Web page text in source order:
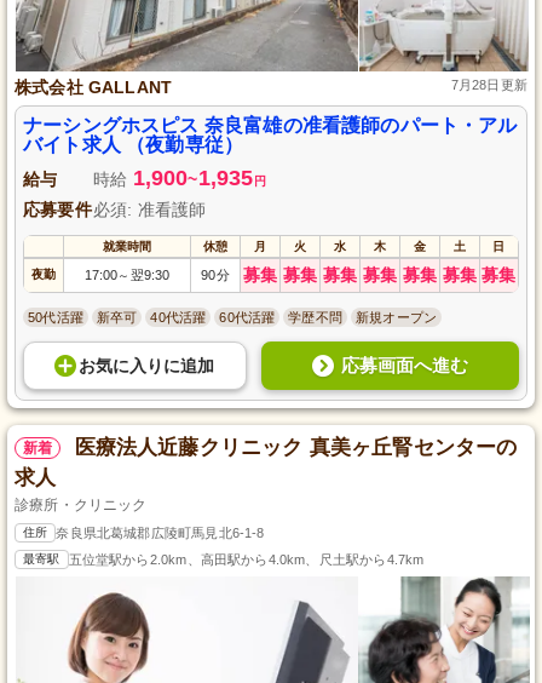
株式会社 GALLANT 7月28日更新
ナーシングホスピス 奈良富雄の准看護師のパート・アル
バイト求人 （夜勤専従）
給与 時給 1,900~1,935 円
応募要件必須: 准看護師
就業時間 休憩 月 火 水 木 金 土 日
夜勤 17:00～ 翌9:30 90分 募集 募集 募集 募集 募集 募集 募集
50代活躍 新卒可 40代活躍 60代活躍 学歴不問 新規オープン
お気に入り に追加 応募画面へ進む
新着
医療法人近藤クリニック 真美ヶ丘腎センターの
求人
診療所・クリニック
住所 奈良県北葛城郡広陵町馬見北6-1-8
最寄駅 五位堂駅から2.0km、高田駅から4.0km、尺土駅から4.7km